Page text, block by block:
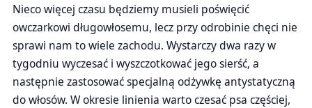
Nieco więcej czasu będziemy musieli poświęcić
owczarkowi długowłosemu, lecz przy odrobinie chęci nie
sprawi nam to wiele zachodu. Wystarczy dwa razy w
tygodniu wyczesać i wyszczotkować jego sierść, a
następnie zastosować specjalną odżywkę antystatyczną
do włosów. W okresie linienia warto czesać psa częściej,